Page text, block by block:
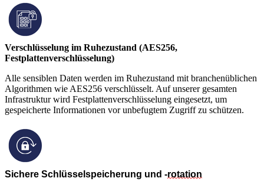
Verschlüsselung im Ruhezustand (AES256,
Festplattenverschlüsselung)
Alle sensiblen Daten werden im Ruhezustand mit branchenüblichen
Algorithmen wie AES256 verschlüsselt. Auf unserer gesamten
Infrastruktur wird Festplattenverschlüsselung eingesetzt, um
gespeicherte Informationen vor unbefugtem Zugriff zu schützen.
Sichere Schlüsselspeicherung und -rotation